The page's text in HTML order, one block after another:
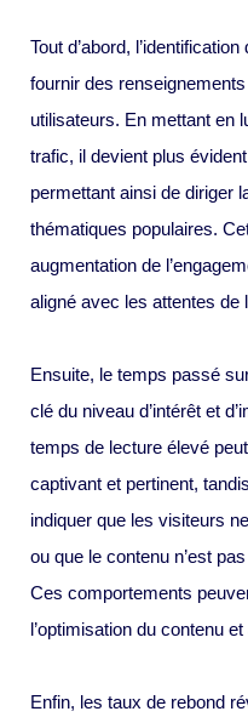
Tout d’abord,
fournir des
utilisateurs. En mettant en
trafic, il devient plus
permettant ainsi de diriger
thématiques populaires.
augmentation de
aligné avec les attentes de
Ensuite, le temps passé
clé du niveau d’intérêt et
temps de lecture élevé
captivant et pertinent,
indiquer que les visiteurs
ou que le contenu n’est
Ces comportements
l’optimisation du contenu
Enfin, les taux de rebond